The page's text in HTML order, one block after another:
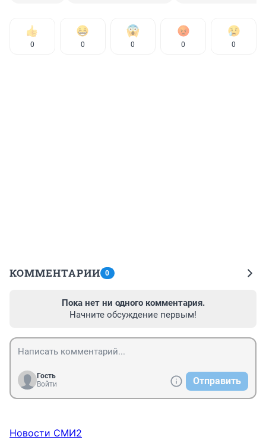
0 0 0 0 0
КОММЕНТАРИИ 0
Пока нет ни одного комментария.
Начните обсуждение первым!
Гость
Войти
Отправить
Новости СМИ2